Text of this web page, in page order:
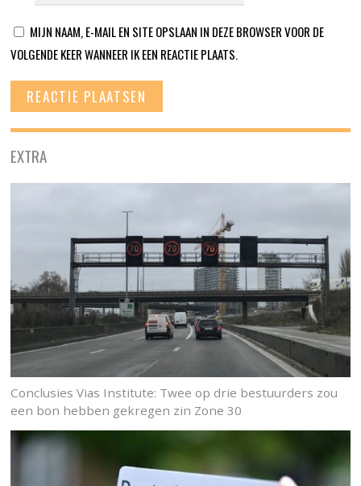
MIJN NAAM, E-MAIL EN SITE OPSLAAN IN DEZE BROWSER VOOR DE
VOLGENDE KEER WANNEER IK EEN REACTIE PLAATS.
EXTRA
Conclusies Vias Institute: Twee op drie bestuurders zou
een bon hebben gekregen zin Zone 30